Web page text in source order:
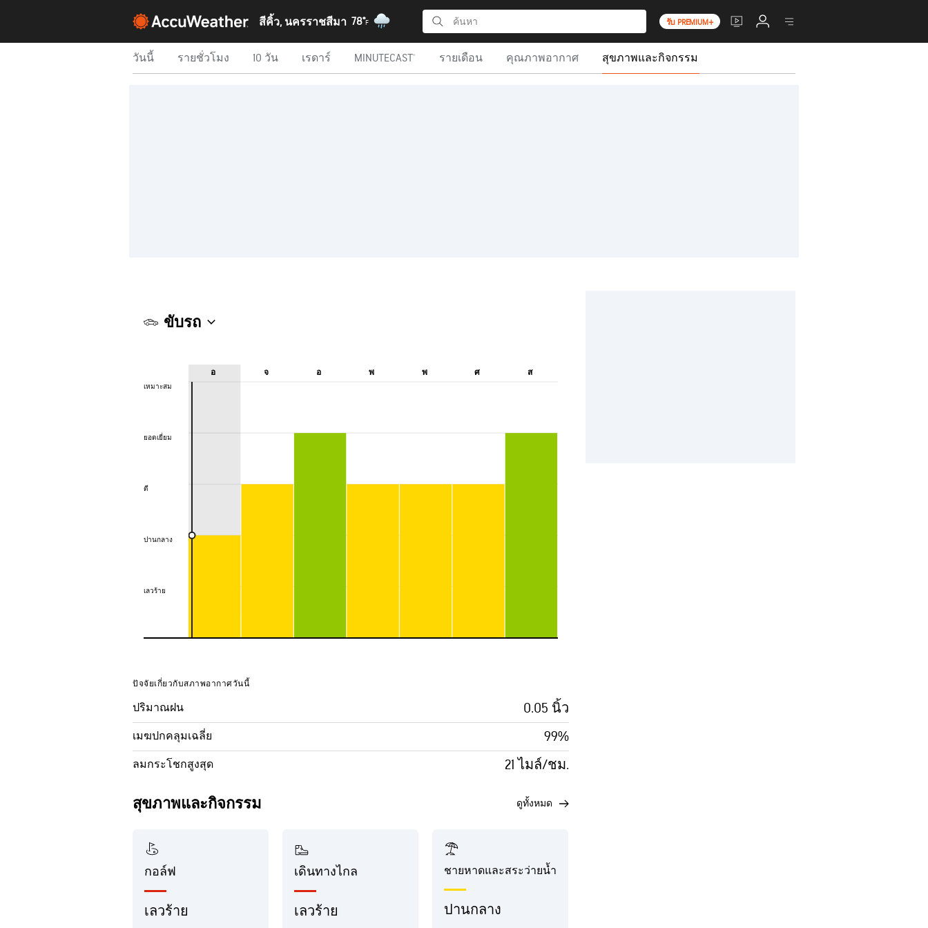
สีคิ้ว, นครราชสีมา 78°F รับ PREMIUM+
วันนี้ รายชั่วโมง 10 วัน เรดาร์ MINUTECAST® รายเดือน คุณภาพอากาศ สุขภาพและกิจกรรม
ขับรถ
เหมาะสม
ยอดเยี่ยม
ดี
ปานกลาง
เลวร้าย
อ จ อ พ พ ศ ส
เหมาะสม
ยอดเยี่ยม
ดี
ปานกลาง
เลวร้าย
ปัจจัยเกี่ยวกับสภาพอากาศวันนี้
ปริมาณฝน 0.05 นิ้ว
เมฆปกคลุมเฉลี่ย 99%
ลมกระโชกสูงสุด 21 ไมล์/ชม.
สุขภาพและกิจกรรม ดูทั้งหมด
กอล์ฟ
เลวร้าย
เดินทางไกล
เลวร้าย
ชายหาดและสระว่ายน้ำ
ปานกลาง